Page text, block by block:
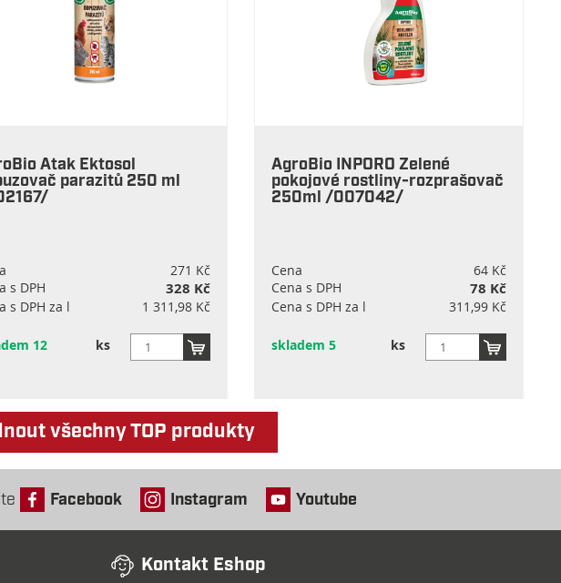
Atak Ektosol
parazitů 250 ml
271 Kč
s DPH
328 Kč
s DPH za l 1 311,98 Kč
12 ks
AgroBio INPORO Zelené
pokojové rostliny-rozprašovač
250ml /007042/
Cena
64 Kč
Cena s DPH
78 Kč
Cena s DPH za l 311,99 Kč
skladem 5 ks
všechny TOP produkty
Facebook Instagram Youtube
Kontakt Eshop